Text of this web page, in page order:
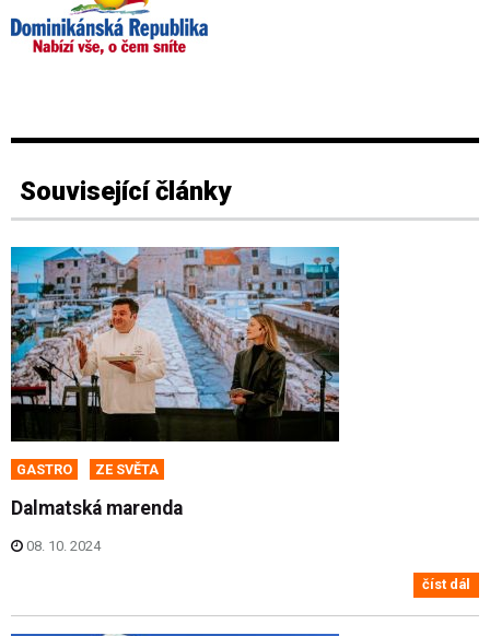
Související články
GASTRO ZE SVĚTA
Dalmatská marenda
08. 10. 2024
číst dál